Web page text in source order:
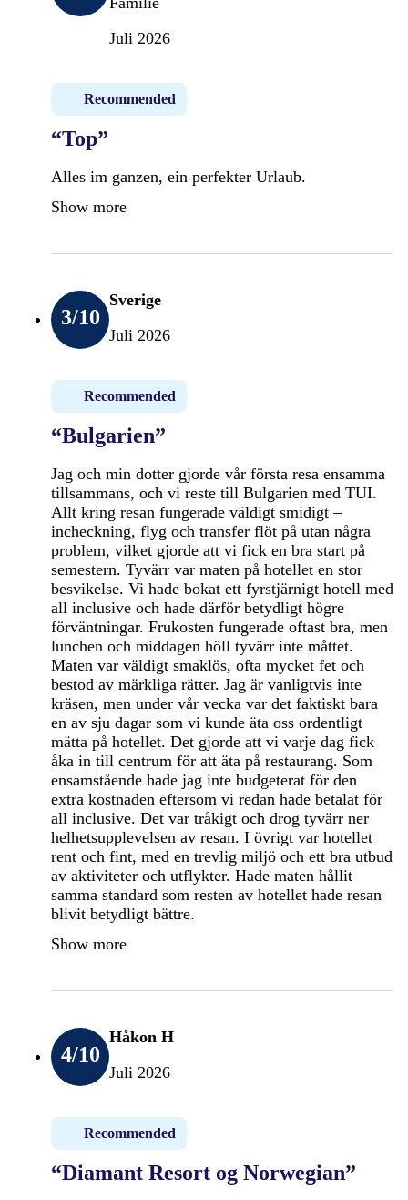
Juli 2026
Recommended
“Top”
Alles im ganzen, ein perfekter Urlaub.
Show more
3/10
Sverige
Juli 2026
Recommended
“Bulgarien”
Jag och min dotter gjorde vår första resa ensamma
tillsammans, och vi reste till Bulgarien med TUI.
Allt kring resan fungerade väldigt smidigt –
incheckning, flyg och transfer flöt på utan några
problem, vilket gjorde att vi fick en bra start på
semestern. Tyvärr var maten på hotellet en stor
besvikelse. Vi hade bokat ett fyrstjärnigt hotell med
all inclusive och hade därför betydligt högre
förväntningar. Frukosten fungerade oftast bra, men
lunchen och middagen höll tyvärr inte måttet.
Maten var väldigt smaklös, ofta mycket fet och
bestod av märkliga rätter. Jag är vanligtvis inte
kräsen, men under vår vecka var det faktiskt bara
en av sju dagar som vi kunde äta oss ordentligt
mätta på hotellet. Det gjorde att vi varje dag fick
åka in till centrum för att äta på restaurang. Som
ensamstående hade jag inte budgeterat för den
extra kostnaden eftersom vi redan hade betalat för
all inclusive. Det var tråkigt och drog tyvärr ner
helhetsupplevelsen av resan. I övrigt var hotellet
rent och fint, med en trevlig miljö och ett bra utbud
av aktiviteter och utflykter. Hade maten hållit
samma standard som resten av hotellet hade resan
blivit betydligt bättre.
Show more
4/10
Håkon H
Juli 2026
Recommended
“Diamant Resort og Norwegian”